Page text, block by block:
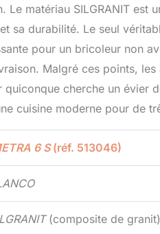
matériau SILGRANIT est
sa durabilité. Le seul
pour un bricoleur non
Malgré ces points, les
cherche un évier
cuisine moderne pour de
6 S(réf. 513046)
(composite de granit)